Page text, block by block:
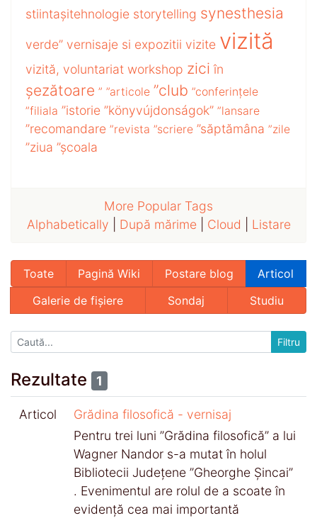
stiintașitehnologie storytelling synesthesia
verde” vernisaje si expozitii vizite vizită
vizită, voluntariat workshop zici în
șezătoare ” ”articole ”club ”conferințele
”filiala ”istorie ”könyvújdonságok” ”lansare
”recomandare ”revista ”scriere ”săptămâna ”zile
”ziua ”școala
More Popular Tags
Alphabetically
După mărime| Cloud Listare
Toate Pagină Wiki Postare blog
Articol
Galerie de fișiere
Sondaj Studiu
Rezultate 1
Articol
Grădina filosofică - vernisaj
Pentru trei luni ”Grădina filosofică” a lui
Wagner Nandor s-a mutat în holul
Bibliotecii Județene ”Gheorghe Șincai”
. Evenimentul are rolul de a scoate în
evidență cea mai importantă